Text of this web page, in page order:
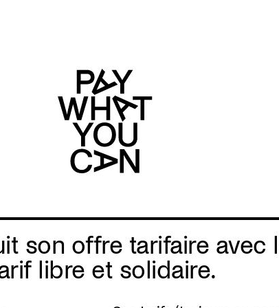
son offre tarifaire avec
libre et solidaire.